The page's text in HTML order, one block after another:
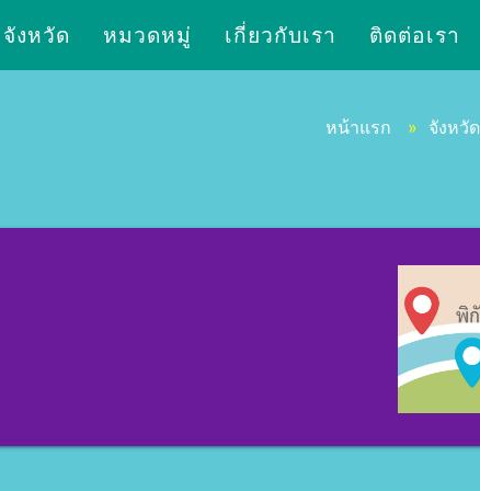
จังหวัด หมวดหมู่ เกี่ยวกับเรา ติดต่อเรา
หน้าแรก » จังหวัด